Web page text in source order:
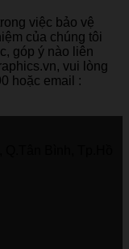
việc bảo vệ
của chúng tôi
góp ý nào liên
vui lòng
hoặc email :